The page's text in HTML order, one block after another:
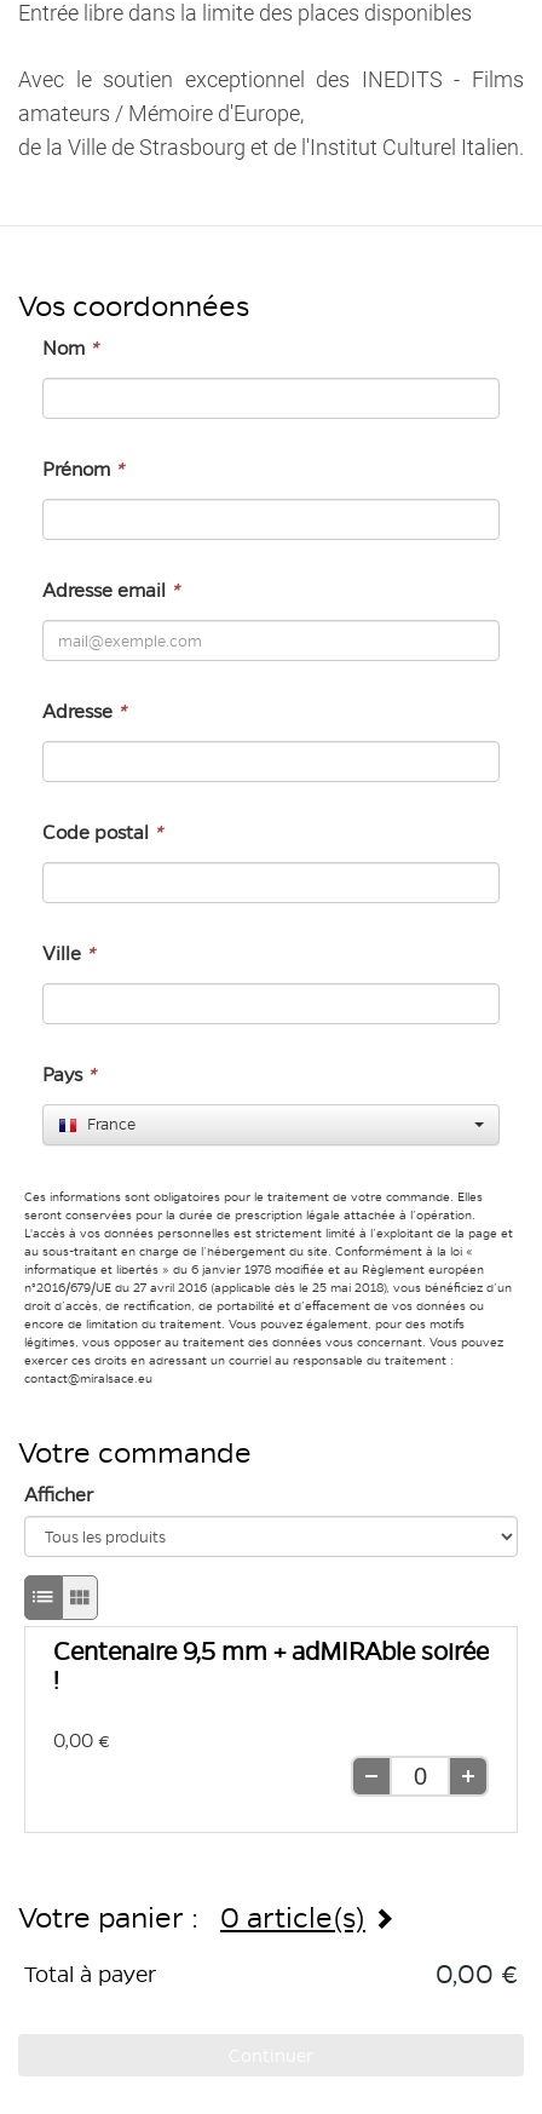
Entrée libre dans la limite des places disponibles
Avec le soutien exceptionnel des INEDITS - Films
amateurs / Mémoire d'Europe,
de la Ville de Strasbourg et de l'Institut Culturel Italien.
Vos coordonnées
Nom *
Prénom *
Adresse email *
Adresse *
Code postal *
Ville *
Pays *
France
Ces informations sont obligatoires pour le traitement de votre commande. Elles
seront conservées pour la durée de prescription légale attachée à l’opération.
L'accès à vos données personnelles est strictement limité à l’exploitant de la page et
au sous-traitant en charge de l’hébergement du site. Conformément à la loi «
informatique et libertés » du 6 janvier 1978 modifiée et au Règlement européen
n°2016/679/UE du 27 avril 2016 (applicable dès le 25 mai 2018), vous bénéficiez d’un
droit d’accès, de rectification, de portabilité et d’effacement de vos données ou
encore de limitation du traitement. Vous pouvez également, pour des motifs
légitimes, vous opposer au traitement des données vous concernant. Vous pouvez
exercer ces droits en adressant un courriel au responsable du traitement :
contact@miralsace.eu
Votre commande
Afficher
Passage
en
mode
liste
Passage
en
grille
Centenaire 9,5 mm + adMIRAble soirée
!
0,00 €
Retirer
Ajouter
Votre panier : 0 article(s)
Total à payer 0,00 €